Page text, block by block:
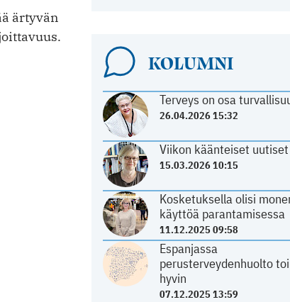
ärtyvän
KOLUMNI
Terveys on osa
26.04.2026 15:32
Viikon käänteiset uutiset
15.03.2026 10:15
Kosketuksella olisi
käyttöä parantamisessa
11.12.2025 09:58
Espanjassa
perusterveydenhuolto
hyvin
07.12.2025 13:59